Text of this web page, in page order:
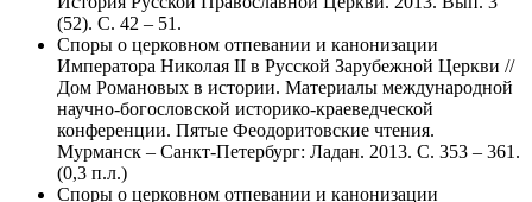
(52). С. 42 – 51.
Споры о церковном отпевании и канонизации
Императора Николая II в Русской Зарубежной Церкви //
Дом Романовых в истории. Материалы международной
научно-богословской историко-краеведческой
конференции. Пятые Феодоритовские чтения.
Мурманск – Санкт-Петербург: Ладан. 2013. С. 353 – 361.
(0,3 п.л.)
Споры о церковном отпевании и канонизации